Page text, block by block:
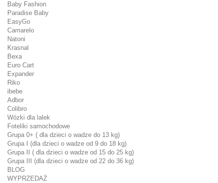
Baby Fashion
Paradise Baby
EasyGo
Camarelo
Natoni
Krasnal
Bexa
Euro Cart
Expander
Riko
ibebe
Adbor
Colibro
Wózki dla lalek
Foteliki samochodowe
Grupa 0+ ( dla dzieci o wadze do 13 kg)
Grupa I (dla dzieci o wadze od 9 do 18 kg)
Grupa II ( dla dzieci o wadze od 15 do 25 kg)
Grupa III (dla dzieci o wadze od 22 do 36 kg)
BLOG
WYPRZEDAŻ